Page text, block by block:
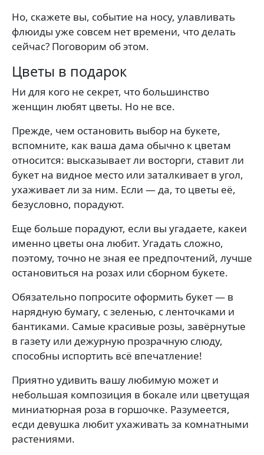
Но, скажете вы, событие на носу, улавливать
флюиды уже совсем нет времени, что делать
сейчас? Поговорим об этом.
Цветы в подарок
Ни для кого не секрет, что большинство
женщин любят цветы. Но не все.
Прежде, чем остановить выбор на букете,
вспомните, как ваша дама обычно к цветам
относится: высказывает ли восторги, ставит ли
букет на видное место или заталкивает в угол,
ухаживает ли за ним. Если — да, то цветы её,
безусловно, порадуют.
Еще больше порадуют, если вы угадаете, какеи
именно цветы она любит. Угадать сложно,
поэтому, точно не зная ее предпочтений, лучше
остановиться на розах или сборном букете.
Обязательно попросите оформить букет — в
нарядную бумагу, с зеленью, с ленточками и
бантиками. Самые красивые розы, завёрнутые
в газету или дежурную прозрачную слюду,
способны испортить всё впечатление!
Приятно удивить вашу любимую может и
небольшая композиция в бокале или цветущая
миниатюрная роза в горшочке. Разумеется,
есди девушка любит ухаживать за комнатными
растениями.